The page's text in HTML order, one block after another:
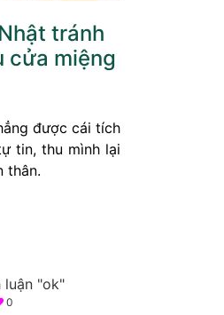
tránh
cửa miệng
được cái tích
tin, thu mình lại
thân.
luận "ok"
0